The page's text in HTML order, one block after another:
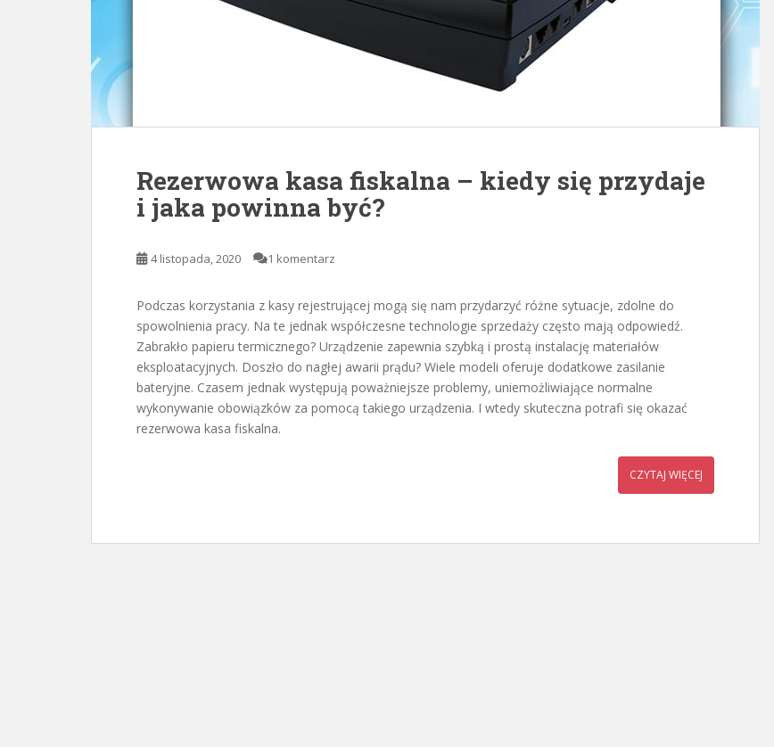
Rezerwowa kasa fiskalna – kiedy się przydaje
i jaka powinna być?
4 listopada, 2020 1 komentarz
Podczas korzystania z kasy rejestrującej mogą się nam przydarzyć różne sytuacje, zdolne do
spowolnienia pracy. Na te jednak współczesne technologie sprzedaży często mają odpowiedź.
Zabrakło papieru termicznego? Urządzenie zapewnia szybką i prostą instalację materiałów
eksploatacyjnych. Doszło do nagłej awarii prądu? Wiele modeli oferuje dodatkowe zasilanie
bateryjne. Czasem jednak występują poważniejsze problemy, uniemożliwiające normalne
wykonywanie obowiązków za pomocą takiego urządzenia. I wtedy skuteczna potrafi się okazać
rezerwowa kasa fiskalna.
CZYTAJ WIĘCEJ